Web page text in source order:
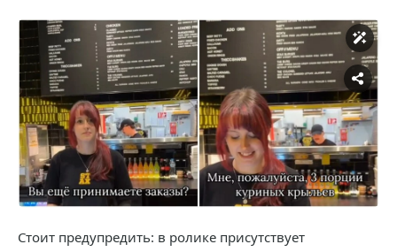
Стоит предупредить: в ролике присутствует